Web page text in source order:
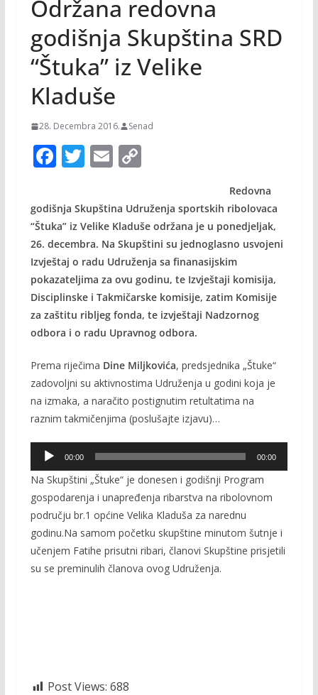
Održana redovna
godišnja Skupština SRD
“Štuka” iz Velike
Kladuše
28. Decembra 2016. Senad
F
e
b
o
o
k
T
itt
er
E
ai
l
C
p
y
Li
n
k
Redovna
godišnja Skupština Udruženja sportskih ribolovaca
“Štuka” iz Velike Kladuše održana je u ponedjeljak,
26. decembra. Na Skupštini su jednoglasno usvojeni
Izvještaj o radu Udruženja sa finanasijskim
pokazateljima za ovu godinu, te Izvještaji komisija,
Disciplinske i Takmičarske komisije, zatim Komisije
za zaštitu ribljeg fonda, te izvještaji Nadzornog
odbora i o radu Upravnog odbora.
Prema riječima Dine Miljkovića, predsjednika „Štuke“
zadovoljni su aktivnostima Udruženja u godini koja je
na izmaka, a naračito postignutim retultatima na
raznim takmičenjima (poslušajte izjavu)…
Audio
Player
00:00 00:00
Na Skupštini „Štuke“ je donesen i godišnji Program
gospodarenja i unapređenja ribarstva na ribolovnom
području br.1 općine Velika Kladuša za narednu
godinu.Na samom početku skupštine minutom šutnje i
učenjem Fatihe prisutni ribari, članovi Skupštine prisjetili
su se preminulih članova ovog Udruženja.
Post Views: 688